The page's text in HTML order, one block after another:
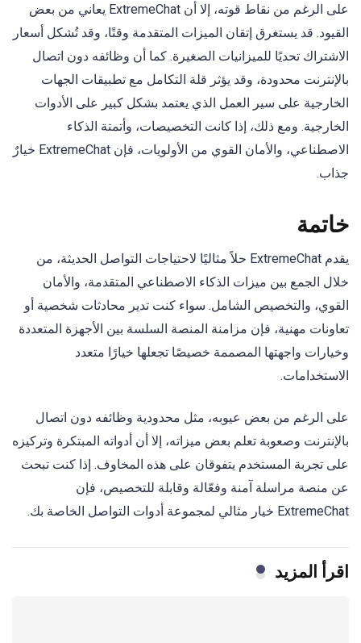
على الرغم من نقاط قوته، إلا أن ExtremeChat يعاني من بعض
القيود. قد يستغرق إتقان الميزات المتقدمة وقتًا، وقد تُشكل أسعار
الاشتراك تحديًا للميزانيات الصغيرة. كما أن وظائفه دون اتصال
بالإنترنت محدودة، وقد يؤثر قلة التكامل مع تطبيقات الجهات
الخارجية على سير العمل الذي يعتمد بشكل كبير على الأدوات
الخارجية. ومع ذلك، إذا كانت التخصيصات، وأتمتة الذكاء
الاصطناعي، والأمان القوي من الأولويات، فإن ExtremeChat خيارٌ
جذاب.
خاتمة
يقدم ExtremeChat حلاً مثاليًا لاحتياجات التواصل الحديثة، من
خلال الجمع بين ميزات الذكاء الاصطناعي المتقدمة، والأمان
القوي، والتخصيص الشامل. سواء كنت تدير محادثات شخصية أو
تعاونات مهنية، فإن مزامنة المنصة السلسة بين الأجهزة المتعددة
وخيارات واجهتها المصممة خصيصًا تجعلها خيارًا متعدد
الاستخدامات.
على الرغم من بعض عيوبه، مثل محدودية وظائفه دون اتصال
بالإنترنت وصعوبة تعلم بعض ميزاته، إلا أن أدواته المبتكرة وتركيزه
على تجربة المستخدم يتفوقان على هذه المخاوف. إذا كنت تبحث
عن منصة مراسلة آمنة وفعّالة وقابلة للتخصيص، فإن
ExtremeChat خيار مثالي لمجموعة أدوات التواصل الخاصة بك.
اقرأ المزيد